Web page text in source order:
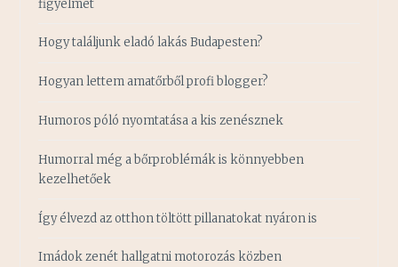
figyelmet
Hogy találjunk eladó lakás Budapesten?
Hogyan lettem amatőrből profi blogger?
Humoros póló nyomtatása a kis zenésznek
Humorral még a bőrproblémák is könnyebben
kezelhetőek
Így élvezd az otthon töltött pillanatokat nyáron is
Imádok zenét hallgatni motorozás közben